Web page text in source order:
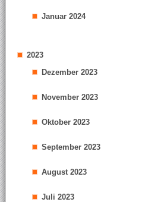
Januar 2024
2023
Dezember 2023
November 2023
Oktober 2023
September 2023
August 2023
Juli 2023